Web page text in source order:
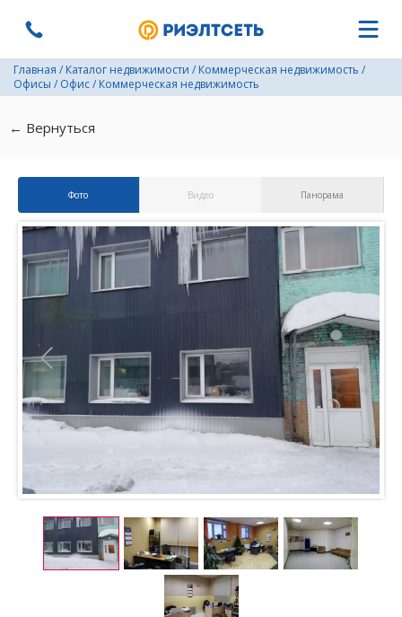
Главная / Каталог недвижимости / Коммерческая недвижимость /
Офисы / Офис/ Коммерческая недвижимость
← Вернуться
Фото Видео Панорама